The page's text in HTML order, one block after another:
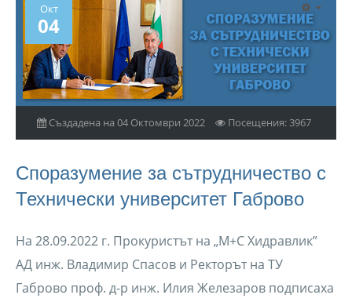
Окт
04
Създадена на 04 Октомври 2022 Посещения: 3967
Споразумение за сътрудничество с
Технически университет Габрово
На 28.09.2022 г. Прокуристът на „М+С Хидравлик”
АД инж. Владимир Спасов и Ректорът на ТУ
Габрово проф. д-р инж. Илия Железаров подписаха